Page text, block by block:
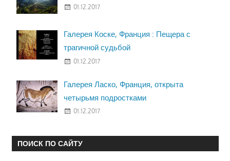
01.12.2017
Галерея Коске, Франция : Пещера с
трагичной судьбой
01.12.2017
Галерея Ласко, Франция, открыта
четырьмя подростками
01.12.2017
ПОИСК ПО САЙТУ